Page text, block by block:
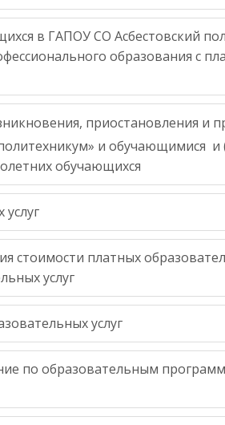
в ГАПОУ СО Асбестовский
образования с
приостановления и
и обучающимися и
обучающихся
стоимости платных
услуг
услуг
по образовательным